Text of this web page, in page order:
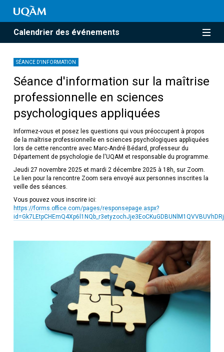
Calendrier des événements
SÉANCE D'INFORMATION
Séance d'information sur la maîtrise
professionnelle en sciences
psychologiques appliquées
Informez-vous et posez les questions qui vous préoccupent à propos
de la maîtrise professionnelle en sciences psychologiques appliquées
lors de cette rencontre avec Marc-André Bédard, professeur du
Département de psychologie de l'UQAM et responsable du programme.
Jeudi 27 novembre 2025 et mardi 2 décembre 2025 à 18h, sur Zoom.
Le lien pour la rencontre Zoom sera envoyé aux personnes inscrites la
veille des séances.
Vous pouvez vous inscrire ici:
https://forms.office.com/pages/responsepage.aspx?